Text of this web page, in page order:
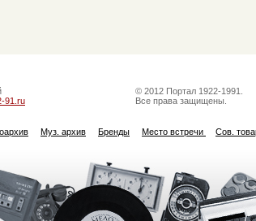
91.ru
© 2012 Портал 1922-1991.
Все права защищены.
Муз. архив Бренды Место встречи Сов.